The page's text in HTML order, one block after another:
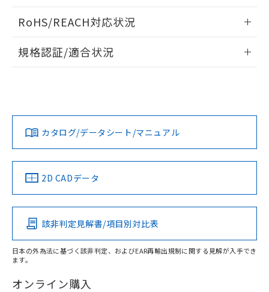
電気的寿命曲線
ドすることができます。
ログイン/会員登録
ダウンロードデータをご利用いただく前に、以下を必ずお読
みください。
ソフトウェアの使用条件
RoHS/REACH対応状況
EU RoHS 注意事項・凡例
対応済み
中国 RoHS 注意事項・凡例
Pb Hg Cd Cr(VI)
規格認証/適合状況
LR型式承認
（イギリス
船舶規格）
DNV型式承認
（ノルウェー
BV型式承認
（フランス
KR型式
（韓国
No No No No
この製品の規格認証/適合状況ページへ
その他の認証はこちらのページからご検索ください
カタログ/データシート/マニュアル
2D CADデータ
該非判定見解書/項目別対比表
日本の外為法に基づく該非判定、およびEAR再輸出規制に関する見解が入手でき
ます。
オンライン購入
り、2022年1月12日より割愛しておりま
す。